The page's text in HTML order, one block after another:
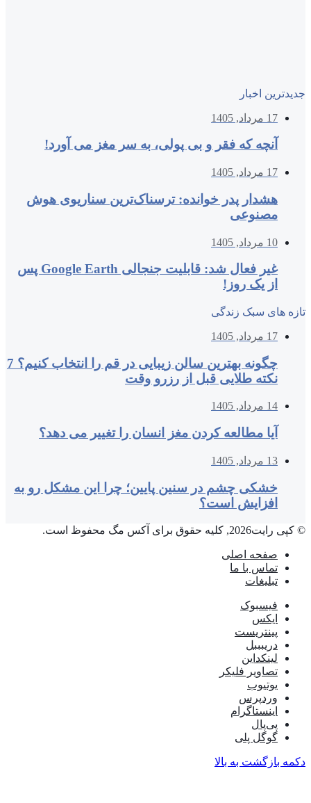
جدیدترین اخبار
17 مرداد, 1405
آنچه که فقر و بی‌ پولی، به سر مغز می‌ آورد!
17 مرداد, 1405
هشدار پدر خوانده: ترسناک‌ترین سناریوی هوش
مصنوعی
10 مرداد, 1405
غیر فعال شد: قابلیت جنجالی Google Earth پس
از یک روز!
تازه های سبک زندگی
17 مرداد, 1405
چگونه بهترین سالن زیبایی در قم را انتخاب کنیم؟ 7
نکته طلایی قبل از رزرو وقت
14 مرداد, 1405
آیا مطالعه کردن مغز انسان را تغییر می‌ دهد؟
13 مرداد, 1405
خشکی چشم در سنین پایین؛ چرا این مشکل رو به
افزایش است؟
© کپی رایت2026, کلیه حقوق برای آکس مگ محفوظ است.
صفحه اصلی
تماس با ما
تبلیغات
فیسبوک
ایکس
پینتریست
دریبببل
لینکداین
تصاویر فلیکر
یوتیوب
وردپرس
اینستاگرام
پی‌پال
گوگل پلی
دکمه بازگشت به بالا